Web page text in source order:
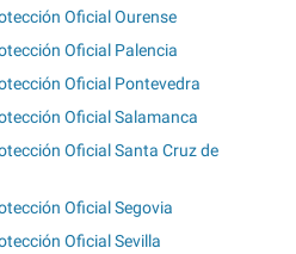
Oficial Ourense
Oficial Palencia
Oficial Pontevedra
Oficial Salamanca
Oficial Santa Cruz de
Oficial Segovia
Oficial Sevilla